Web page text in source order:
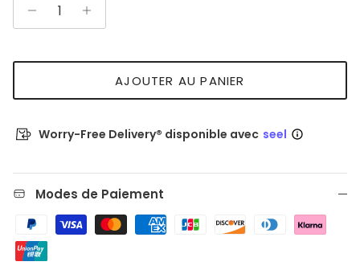
AJOUTER AU PANIER
Worry-Free Delivery® disponible avec seel
Modes de Paiement